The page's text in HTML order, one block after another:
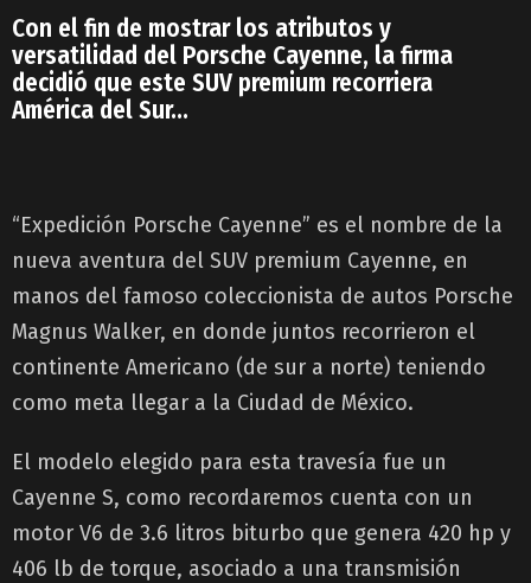
Con el fin de mostrar los atributos y
versatilidad del Porsche Cayenne, la firma
decidió que este SUV premium recorriera
América del Sur…
“Expedición Porsche Cayenne” es el nombre de la
nueva aventura del SUV premium Cayenne, en
manos del famoso coleccionista de autos Porsche
Magnus Walker, en donde juntos recorrieron el
continente Americano (de sur a norte) teniendo
como meta llegar a la Ciudad de México.
El modelo elegido para esta travesía fue un
Cayenne S, como recordaremos cuenta con un
motor V6 de 3.6 litros biturbo que genera 420 hp y
406 lb de torque, asociado a una transmisión